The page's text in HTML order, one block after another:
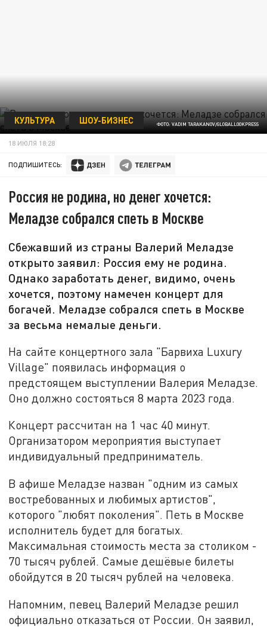
ФОТО: VADIM TARAKANOV/GLOBALLOOKPRESS
КУЛЬТУРА ШОУ-БИЗНЕС
18 ИЮЛЯ 18:28
ПОДПИШИТЕСЬ:
Россия не родина, но денег хочется:
Меладзе собрался спеть в Москве
Сбежавший из страны Валерий Меладзе
открыто заявил: Россия ему не родина.
Однако заработать денег, видимо, очень
хочется, поэтому намечен концерт для
богачей. Меладзе собрался спеть в Москве
за весьма немалые деньги.
На сайте концертного зала "Барвиха Luxury
Village" появилась информация о
предстоящем выступлении Валерия Меладзе.
Оно должно состояться 8 марта 2023 года.
Концерт рассчитан на 1 час 40 минут.
Организатором мероприятия выступает
индивидуальный предприниматель.
В афише Меладзе назван "одним из самых
востребованных и любимых артистов",
которого "любят поколения". Петь в Москве
исполнитель будет для богатых.
Максимальная стоимость места за столиком -
70 тысяч рублей. Самые дешёвые билеты
обойдутся в 20 тысяч рублей на человека.
Напомним, певец Валерий Меладзе решил
официально отказаться от России. Он заявил,